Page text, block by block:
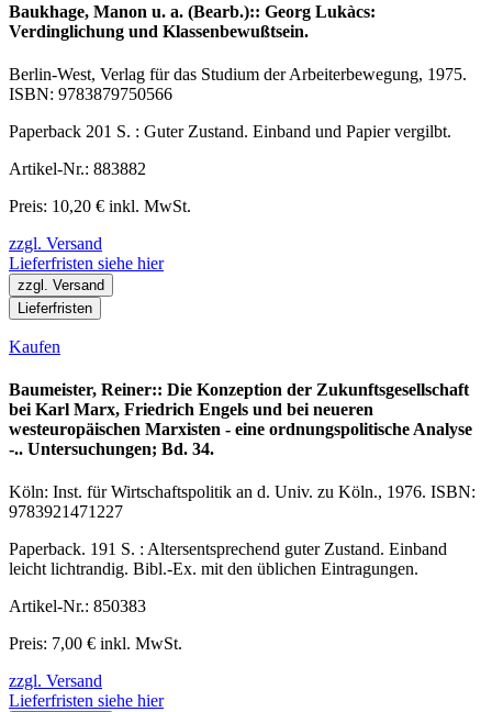
Baukhage, Manon u. a. (Bearb.):: Georg Lukàcs:
Verdinglichung und Klassenbewußtsein.
Berlin-West, Verlag für das Studium der Arbeiterbewegung, 1975.
ISBN: 9783879750566
Paperback 201 S. : Guter Zustand. Einband und Papier vergilbt.
Artikel-Nr.: 883882
Preis: 10,20 € inkl. MwSt.
zzgl. Versand
Lieferfristen siehe hier
zzgl. Versand
Lieferfristen
Kaufen
Baumeister, Reiner:: Die Konzeption der Zukunftsgesellschaft
bei Karl Marx, Friedrich Engels und bei neueren
westeuropäischen Marxisten - eine ordnungspolitische Analyse
-.. Untersuchungen; Bd. 34.
Köln: Inst. für Wirtschaftspolitik an d. Univ. zu Köln., 1976. ISBN:
9783921471227
Paperback. 191 S. : Altersentsprechend guter Zustand. Einband
leicht lichtrandig. Bibl.-Ex. mit den üblichen Eintragungen.
Artikel-Nr.: 850383
Preis: 7,00 € inkl. MwSt.
zzgl. Versand
Lieferfristen siehe hier